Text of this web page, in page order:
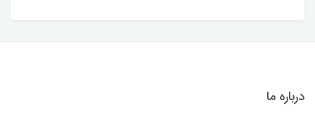
درباره ما